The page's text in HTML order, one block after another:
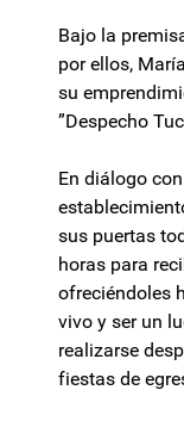
Bajo la
por ellos,
su
”Despecho
En diálogo
sus puertas
horas para
ofreciéndoles
vivo y ser un
realizarse
fiestas de